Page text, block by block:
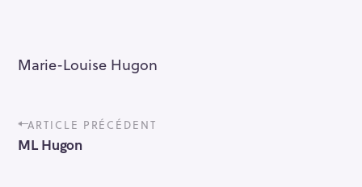
Marie-Louise Hugon
P
o
s
ARTICLE PRÉCÉDENT
ML Hugon